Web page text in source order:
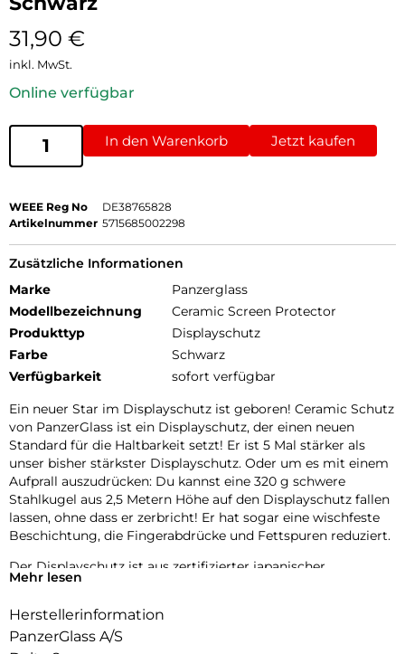
31,90 €
inkl. MwSt.
Online verfügbar
In den Warenkorb Jetzt kaufen
WEEE Reg No
DE38765828
Artikelnummer 5715685002298
Zusätzliche Informationen
Marke
Panzerglass
Modellbezeichnung
Ceramic Screen Protector
Produkttyp
Displayschutz
Farbe
Schwarz
Verfügbarkeit
sofort verfügbar
Ein neuer Star im Displayschutz ist geboren! Ceramic Schutz
von PanzerGlass ist ein Displayschutz, der einen neuen
Standard für die Haltbarkeit setzt! Er ist 5 Mal stärker als
unser bisher stärkster Displayschutz. Oder um es mit einem
Aufprall auszudrücken: Du kannst eine 320 g schwere
Stahlkugel aus 2,5 Metern Höhe auf den Displayschutz fallen
lassen, ohne dass er zerbricht! Er hat sogar eine wischfeste
Beschichtung, die Fingerabdrücke und Fettspuren reduziert.
Der Displayschutz ist aus zertifizierter japanischer
Glaskeramik von Ohara hergestellt. Glaskeramik ist eines der
für das bloße Auge unsichtbare Kristalle, die verhindern, dass
sich Risse ausbreiten, und die eine Festigkeit ermöglichen,
Mehr lesen
Herstellerinformation
PanzerGlass A/S